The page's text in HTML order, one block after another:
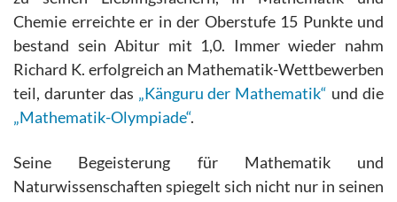
Chemie erreichte er in der Oberstufe 15 Punkte und
bestand sein Abitur mit 1,0. Immer wieder nahm
Richard K. erfolgreich an Mathematik-Wettbewerben
teil, darunter das „Känguru der Mathematik“ und die
„Mathematik-Olympiade“.
Seine Begeisterung für Mathematik und
Naturwissenschaften spiegelt sich nicht nur in seinen